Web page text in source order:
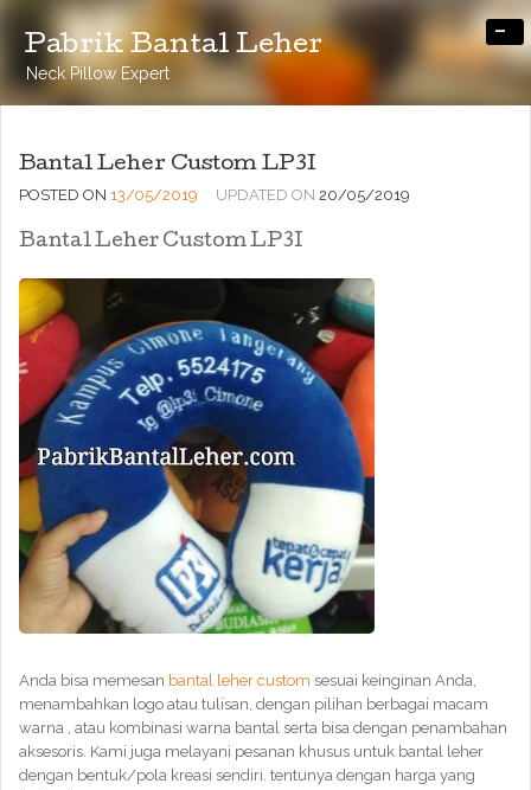
Pabrik Bantal Leher
Neck Pillow Expert
-
Bantal Leher Custom LP3I
POSTED ON 13/05/2019 UPDATED ON 20/05/2019
Bantal Leher Custom LP3I
Anda bisa memesan bantal leher custom sesuai keinginan Anda,
menambahkan logo atau tulisan, dengan pilihan berbagai macam
warna , atau kombinasi warna bantal serta bisa dengan penambahan
aksesoris. Kami juga melayani pesanan khusus untuk bantal leher
dengan bentuk/pola kreasi sendiri. tentunya dengan harga yang